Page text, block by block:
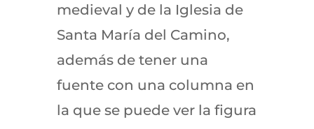
medieval y de la Iglesia de
Santa María del Camino,
además de tener una
fuente con una columna en
la que se puede ver la figura